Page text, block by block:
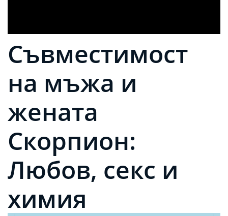
Съвместимост
на мъжа и
жената
Скорпион:
Любов, секс и
химия